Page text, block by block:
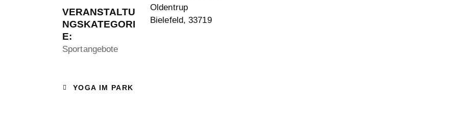
VERANSTALTU
NGSKATEGORI
E:
Sportangebote
Oldentrup
Bielefeld, 33719
YOGA IM PARK